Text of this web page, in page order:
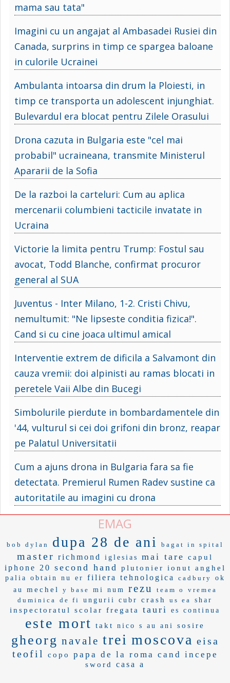
mama sau tata"
Imagini cu un angajat al Ambasadei Rusiei din
Canada, surprins in timp ce spargea baloane
in culorile Ucrainei
Ambulanta intoarsa din drum la Ploiesti, in
timp ce transporta un adolescent injunghiat.
Bulevardul era blocat pentru Zilele Orasului
Drona cazuta in Bulgaria este "cel mai
probabil" ucraineana, transmite Ministerul
Apararii de la Sofia
De la razboi la carteluri: Cum au aplica
mercenarii columbieni tacticile invatate in
Ucraina
Victorie la limita pentru Trump: Fostul sau
avocat, Todd Blanche, confirmat procuror
general al SUA
Juventus - Inter Milano, 1-2. Cristi Chivu,
nemultumit: "Ne lipseste conditia fizica!".
Cand si cu cine joaca ultimul amical
Interventie extrem de dificila a Salvamont din
cauza vremii: doi alpinisti au ramas blocati in
peretele Vaii Albe din Bucegi
Simbolurile pierdute in bombardamentele din
'44, vulturul si cei doi grifoni din bronz, reapar
pe Palatul Universitatii
Cum a ajuns drona in Bulgaria fara sa fie
detectata. Premierul Rumen Radev sustine ca
autoritatile au imagini cu drona
EMAG
bob dylan dupa 28 de ani bagat in spital
master richmond iglesias mai tare capul
iphone 20 second hand plutonier ionut anghel
palia obtain nu er filiera tehnologica cadbury
ok
au
mechel y base mi num rezu team o
vremea
duminica
de fi ungurii cubr crash us ea shar
inspectoratul scolar fregata tauri es continua
este mort takt nico s au ani sosire
gheorg navale trei moscova eisa
teofil
copo papa de la roma cand incepe
sword casa a